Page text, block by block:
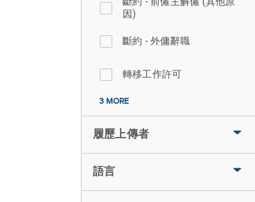
因)
斷約 - 外傭辭職
轉移工作許可
3 MORE
履歷上傳者
語言